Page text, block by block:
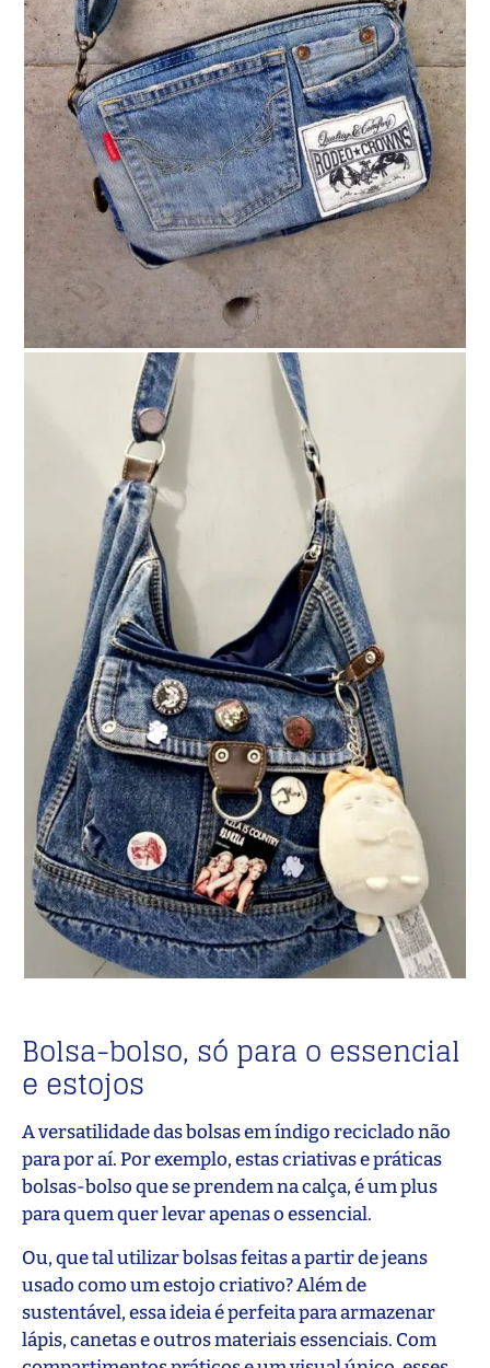
Bolsa-bolso, só para o essencial
e estojos
A versatilidade das bolsas em índigo reciclado não
para por aí. Por exemplo, estas criativas e práticas
bolsas-bolso que se prendem na calça, é um plus
para quem quer levar apenas o essencial.
Ou, que tal utilizar bolsas feitas a partir de jeans
usado como um estojo criativo? Além de
sustentável, essa ideia é perfeita para armazenar
lápis, canetas e outros materiais essenciais. Com